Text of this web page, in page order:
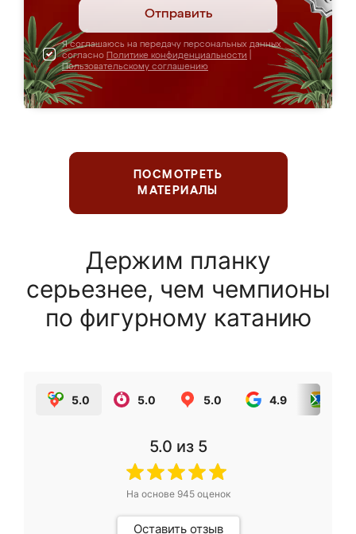
Отправить
Я соглашаюсь на передачу персональных данных
согласно Политике конфиденциальности
Пользовательскому соглашению
ПОСМОТРЕТЬ
МАТЕРИАЛЫ
Держим планку
серьезнее, чем чемпионы
по фигурному катанию
5.0 5.0 5.0 4.9
5.0 из 5
На основе 945оценок
Оставить отзыв